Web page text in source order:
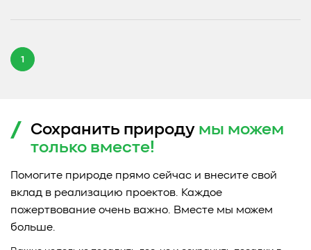
1
Сохранить природу мы можем
только вместе!
Помогите природе прямо сейчас и внесите свой
вклад в реализацию проектов. Каждое
пожертвование очень важно. Вместе мы можем
больше.